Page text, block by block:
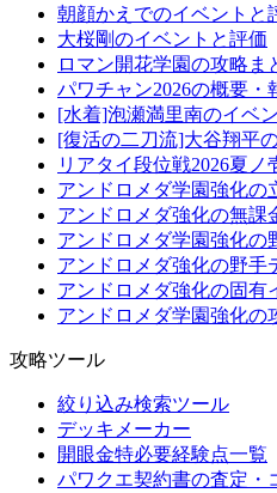
朝顔かえでのイベントと
大桜剛のイベントと評価
ロマン開花学園の攻略ま
パワチャン2026の概要・
[水着]泡瀬満里南のイベ
[復活の二刀流]大谷翔平
リアタイ段位戦2026夏
アンドロメダ学園強化の
アンドロメダ強化の無課
アンドロメダ学園強化の
アンドロメダ強化の野手
アンドロメダ強化の固有
アンドロメダ学園強化の
攻略ツール
絞り込み検索ツール
デッキメーカー
開眼金特必要経験点一覧
パワクエ契約書の査定・